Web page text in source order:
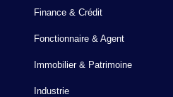
Finance & Crédit
Fonctionnaire & Agent
Immobilier & Patrimoine
Industrie